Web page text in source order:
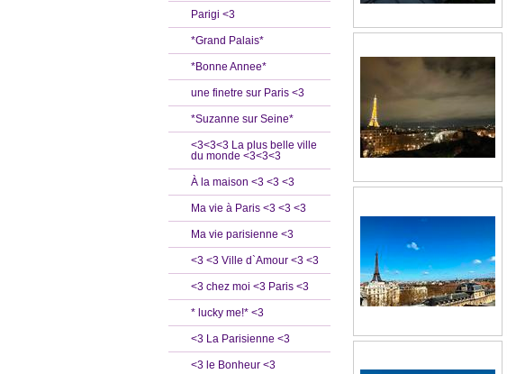
Parigi <3
*Grand Palais*
*Bonne Annee*
une finetre sur Paris <3
*Suzanne sur Seine*
<3<3<3 La plus belle ville
du monde <3<3<3
À la maison <3 <3 <3
Ma vie à Paris <3 <3 <3
Ma vie parisienne <3
<3 <3 Ville d`Amour <3 <3
<3 chez moi <3 Paris <3
* lucky me!* <3
<3 La Parisienne <3
<3 le Bonheur <3